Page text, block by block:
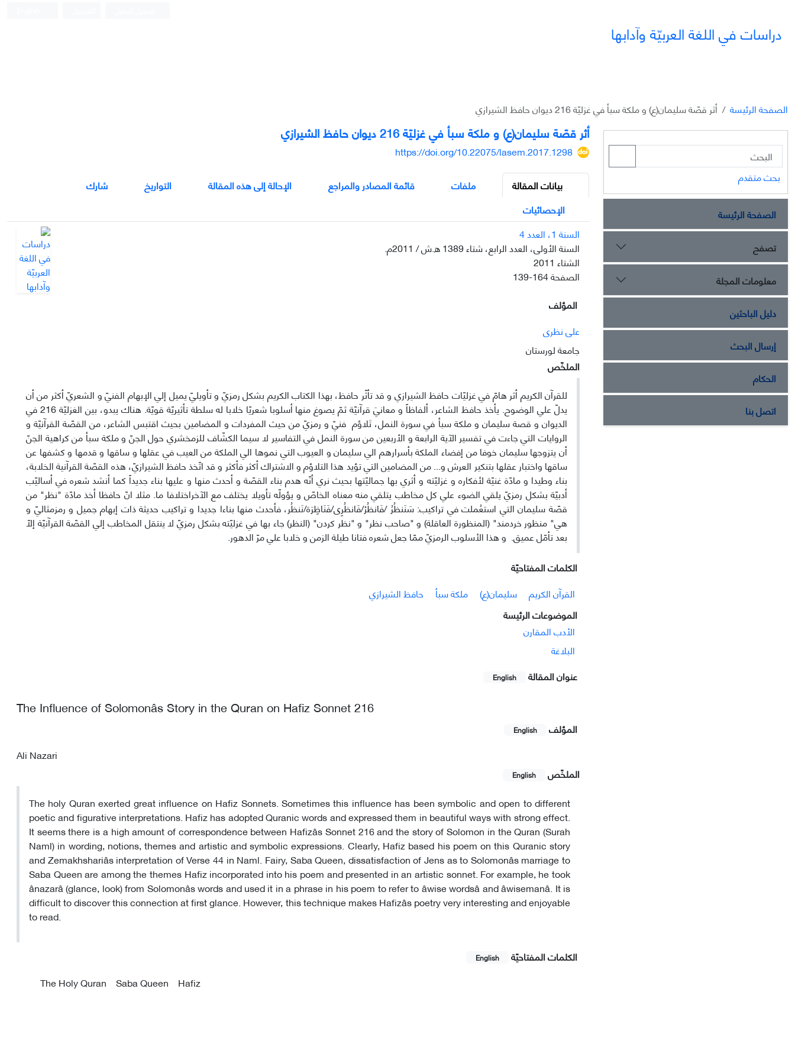
دراسات في اللغة العربيّة وآدابها
الصفحة الرئيسة أثر قصّة سليمان(ع) و ملكة سبأ في غزليّة 216 ديوان حافظ الشيرازي
أثر قصّة سليمان(ع) و ملكة سبأ في غزليّة 216 ديوان حافظ الشيرازي
https://doi.org/10.22075/lasem.2017.1298
بيانات المقالة
ملفات قائمة المصادر والمراجع الإحالة إلى هذه المقالة التواريخ
شارك
الإحصائيات
السنة 1، العدد 4
السنة الأولى، العدد الرابع، شتاء 1389 ه.ش / 2011م.
الشتاء 2011
الصفحة139-164
المؤلف
علی نظری
جامعة لورستان
الملخّص
للقرآن الكريم أثر هامّ في غزليّات حافظ الشيرازي و قد تأثّر حافظ، بهذا الكتاب الكريم بشكل رمزيّ و تأويليّ يميل إلي الإبهام الفنيّ و الشعريّ أكثر من أن
يدلّ علي الوضوح. يأخذ حافظ الشاعر، ألفاظاً و معانيَ قرآنيّة ثمّ يصوغ منها أسلوبا شعريّا خلابا له سلطة تأثيريّة قويّة. هناك يبدو، بين الغزليّة 216 في
الديوان و قصة سليمان و ملكة سبأ في سورة النمل، تَلاؤم فنيّ و رمزيّ من حيث المفردات و المضامين بحيث اقتبس الشاعر، من القصّة القرآنيّة و
الروايات التي جاءت في تفسير الآية الرابعة و الأربعين من سورة النمل في التفاسير لا سيما الكشّاف للزمخشري حول الجنّ و ملكة سبأ من كراهية الجنّ
أن يتزوجها سليمان خوفا من إفضاء الملكة بأسرارهم الي سليمان و العيوب التي نموها الي الملكة من العيب في عقلها و ساقها و قدمها و كشفها عن
ساقها واختبار عقلها بتنكير العرش و... من المضامين التي تؤيد هذا التلاؤم و الاشتراك أكثر فأكثر و قد اتّخذ حافظ الشيرازيّ، هذه القصّة القرآنية الخلابة،
بناء وطيدا و مادّة غنيّة لأفكاره و غزليّته و أثري بها جماليّتها بحيث نري أنّه هدم بناء القصّة و أحدث منها و عليها بناء جديداً كما أنشد شعره في أساليّب
أدبيّة بشكل رمزيّ يلقي الضوء علي كل مخاطب يتلقي منه معناه الخاصّ و يؤولّه تأويلا يختلف مع الآخراختلافا ما. مثلا انّ حافظا أخذ مادّة "نظر" من
قصّة سليمان التي استعُملت في تراكيب: سَنَنظُرُ /فَانظُرْ/فَانظُرِى‏/فَنَاظِرَة/نَنظُر، فأحدث منها بناءا جديدا و تراكيب حديثة ذات إبهام جميل و رمزمثاليّ و
هي" منظور خردمند" (المنظورة العاقلة) و "صاحب نظر" و "نظر كردن" (النظر) جاء بها في غزليّته بشكل رمزيّ لا ينتقل المخاطب إلي القصّة القرآنيّة إلّا
بعد تأمّل عميق. و هذا الأسلوب الرمزيّ ممّا جعل شعره فتانا طيلة الزمن و خلابا علي مرّ الدهور.
الکلمات المفتاحيّة
القرآن الكريم
سليمان(ع) ملكة سبأ
حافظ الشيرازي
الموضوعات الرئيسة
الأدب المقارن
البلاغة
عنوان المقالة
English
The Influence of Solomonâs Story in the Quran on Hafiz Sonnet 216
المؤلف English
Ali Nazari
الملخّص
English
The holy Quran exerted great influence on Hafiz Sonnets. Sometimes this influence has been symbolic and open to different
poetic and figurative interpretations. Hafiz has adopted Quranic words and expressed them in beautiful ways with strong effect.
It seems there is a high amount of correspondence between Hafizâs Sonnet 216 and the story of Solomon in the Quran (Surah
Naml) in wording, notions, themes and artistic and symbolic expressions. Clearly, Hafiz based his poem on this Quranic story
and Zemakhshariâs interpretation of Verse 44 in Naml. Fairy, Saba Queen, dissatisfaction of Jens as to Solomonâs marriage to
Saba Queen are among the themes Hafiz incorporated into his poem and presented in an artistic sonnet. For example, he took
ânazarâ (glance, look) from Solomonâs words and used it in a phrase in his poem to refer to âwise wordsâ and âwisemanâ. It is
difficult to discover this connection at first glance. However, this technique makes Hafizâs poetry very interesting and enjoyable
to read.
الکلمات المفتاحيّة English
The Holy Quran Saba Queen Hafiz
بحث متقدم
الصفحة الرئيسة
تصفح
معلومات المجلة
دليل الباحثين
إرسال البحث
الحكام
اتصل بنا